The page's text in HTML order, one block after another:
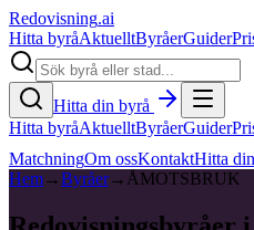
Redovisning.ai
Hitta byråAktuelltByråerGuider
Hitta din byrå
Hitta byråAktuelltByråerGuider
MatchningOm ossKontaktHitta
Hem→Byråer→ ÅMOTSBRUK